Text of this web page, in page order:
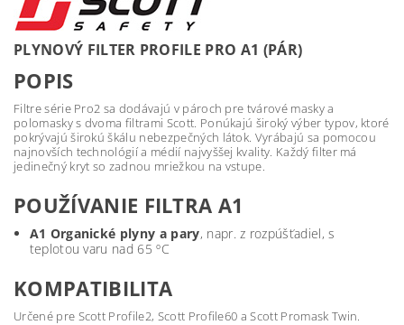
PLYNOVÝ FILTER PROFILE PRO A1 (PÁR)
POPIS
Filtre série Pro2 sa dodávajú v pároch pre tvárové masky a
polomasky s dvoma filtrami Scott. Ponúkajú široký výber typov, ktoré
pokrývajú širokú škálu nebezpečných látok. Vyrábajú sa pomocou
najnovších technológií a médií najvyššej kvality. Každý filter má
jedinečný kryt so zadnou mriežkou na vstupe.
POUŽÍVANIE FILTRA A1
A1 Organické plyny a pary, napr. z rozpúšťadiel, s
teplotou varu nad 65 ºC
KOMPATIBILITA
Určené pre Scott Profile2, Scott Profile60 a Scott Promask Twin.